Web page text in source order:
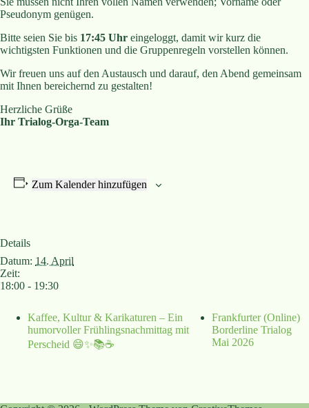
Pseudonym genügen.
Bitte seien Sie bis 17:45 Uhr eingeloggt, damit wir kurz die
wichtigsten Funktionen und die Gruppenregeln vorstellen können.
Wir freuen uns auf den Austausch und darauf, den Abend gemeinsam
mit Ihnen bereichernd zu gestalten!
Herzliche Grüße
Ihr Trialog-Orga-Team
Zum Kalender hinzufügen
Details
Datum: 14. April
Zeit:
18:00 - 19:30
Kaffee, Kultur & Karikaturen – Ein
humorvoller Frühlingsnachmittag mit
Perscheid 😄✨📚☕
Frankfurter (Online)
Borderline Trialog
Mai 2026